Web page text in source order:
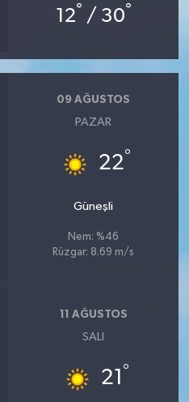
12° / 30°
09 AĞUSTOS
PAZAR
22°
Güneşli
Nem: %46
Rüzgar: 8.69 m/s
11 AĞUSTOS
SALI
21 °